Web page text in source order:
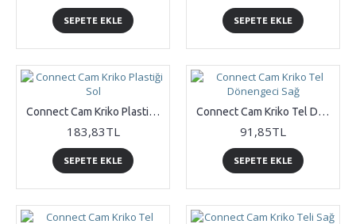
SEPETE EKLE SEPETE EKLE
Connect Cam Kriko Plastiği Sol
183,83TL
SEPETE EKLE
Connect Cam Kriko Tel Dönengeci Sağ
91,85TL
SEPETE EKLE